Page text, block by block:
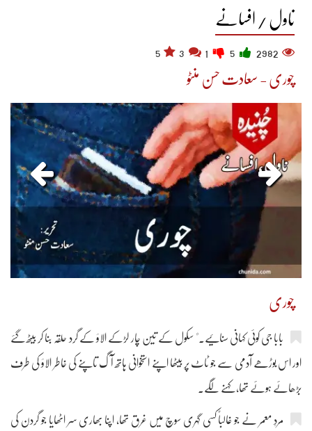
ناول / افسانے
2982
5
چوری - سعادت حسن منٹو
چوری
بابا جی کوئی کہانی سنائیے۔" سکول کے تین چار لڑکے الاؤ کے گرد حلقہ بنا کر بیٹھ گئے
اور اس بوڑھے آدمی سے جو ٹاٹ پر بیٹھا اپنے استخوانی ہاتھ آگ تاپنے کی خاطر الاؤ کی طرف
بڑھائے ہوئے تھا، کہنے لگے۔
مردِ معمر نے جو غالباً کسی گہری سوچ میں غرق تھا، اپنا بھاری سر اٹھایا جو گردن کی